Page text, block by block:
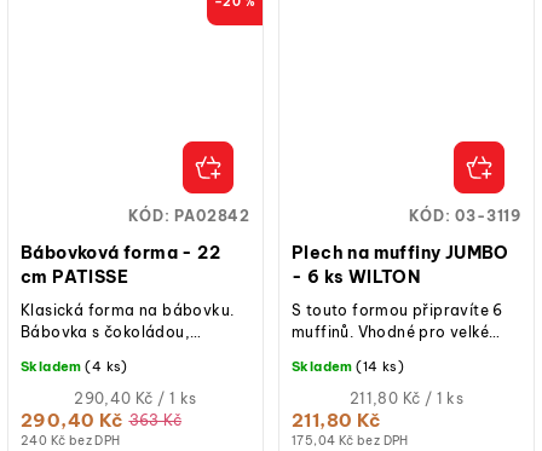
Bábovková forma - 22
cm PATISSE
240 Kč bez DPH
290,40 Kč 363 Kč
Měrná
cena:
290,40 Kč / 1 ks
Skladem (4 ks)
Klasická forma na bábovku.
Bábovka s čokoládou,
bábovky připravené v ní se
rovnoměrně upečou a...
KÓD:PA02842
Plech na muffiny JUMBO
- 6 ks WILTON
175,04 Kč bez DPH
211,80 Kč
Měrná
cena:
211,80 Kč / 1 ks
Skladem (14 ks)
S touto formou připravíte 6
muffinů. Vhodné pro velké
KÓD:03-3119